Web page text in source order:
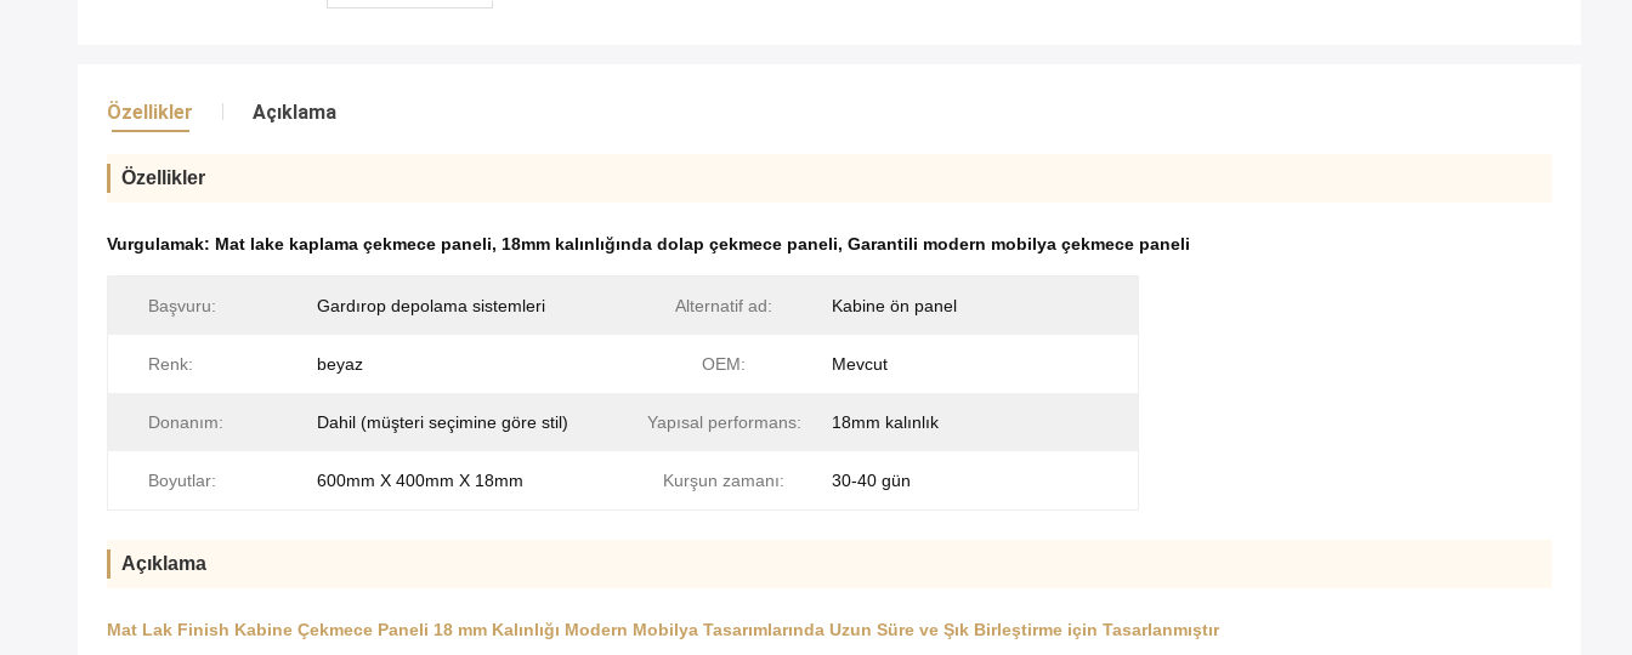
Özellikler Açıklama
Özellikler
Vurgulamak: Mat lake kaplama çekmece paneli, 18mm kalınlığında dolap çekmece paneli, Garantili modern mobilya çekmece paneli
Başvuru: Gardırop depolama sistemleri Alternatif ad: Kabine ön panel
Renk: beyaz OEM: Mevcut
Donanım: Dahil (müşteri seçimine göre stil) Yapısal performans: 18mm kalınlık
Boyutlar: 600mm X 400mm X 18mm Kurşun zamanı: 30-40 gün
Açıklama
Mat Lak Finish Kabine Çekmece Paneli 18 mm Kalınlığı Modern Mobilya Tasarımlarında Uzun Süre ve Şık Birleştirme için Tasarlanmıştır